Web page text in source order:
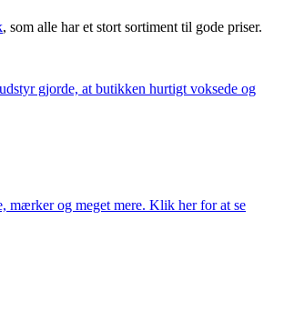
, som alle har et stort sortiment til gode priser.
gjorde, at butikken hurtigt voksede og
mærker og meget mere. Klik her for at se